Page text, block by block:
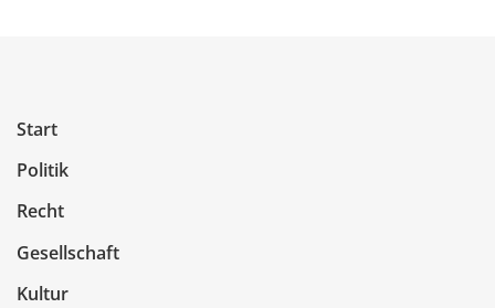
Start
Politik
Recht
Gesellschaft
Kultur